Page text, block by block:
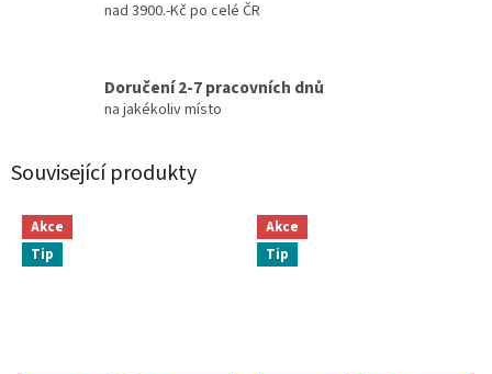
nad 3900.-Kč po celé ČR
Doručení 2-7 pracovních dnů
na jakékoliv místo
Související produkty
Akce
Tip
Akce
Tip